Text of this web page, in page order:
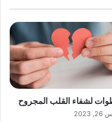
2023